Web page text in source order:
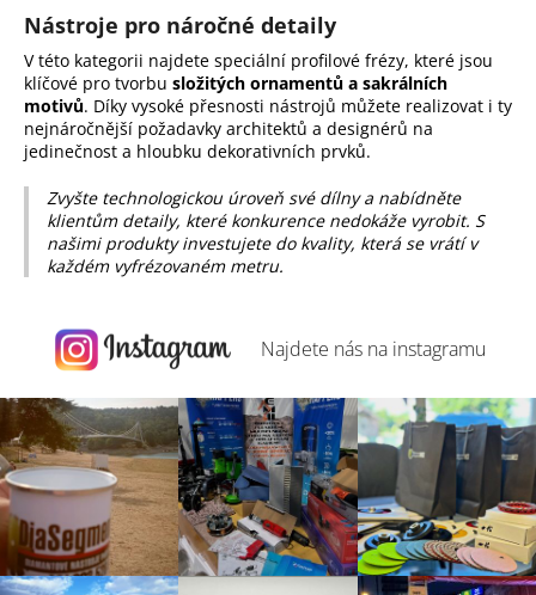
Nástroje pro náročné detaily
V této kategorii najdete speciální profilové frézy, které jsou
klíčové pro tvorbu složitých ornamentů a sakrálních
motivů. Díky vysoké přesnosti nástrojů můžete realizovat i ty
nejnáročnější požadavky architektů a designérů na
jedinečnost a hloubku dekorativních prvků.
Zvyšte technologickou úroveň své dílny a nabídněte
klientům detaily, které konkurence nedokáže vyrobit. S
našimi produkty investujete do kvality, která se vrátí v
každém vyfrézovaném metru.
Najdete nás na instagramu